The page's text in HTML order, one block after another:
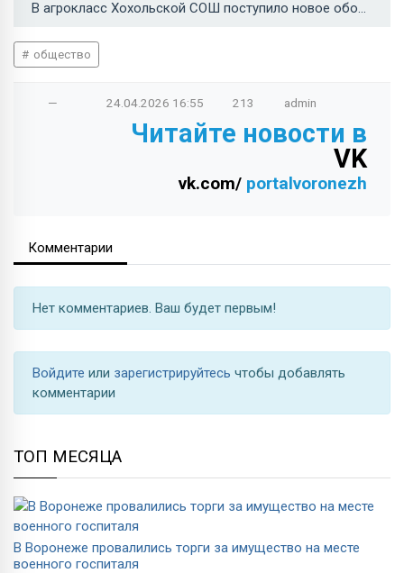
В агрокласс Хохольской СОШ поступило новое оборудование →
общество
— 24.04.2026 16:55 213 admin
Читайте новости в
VK
vk.com/ portalvoronezh
Комментарии
Нет комментариев. Ваш будет первым!
Войдите или зарегистрируйтесь чтобы добавлять
комментарии
ТОП МЕСЯЦА
В Воронеже провалились торги за имущество на месте
военного госпиталя